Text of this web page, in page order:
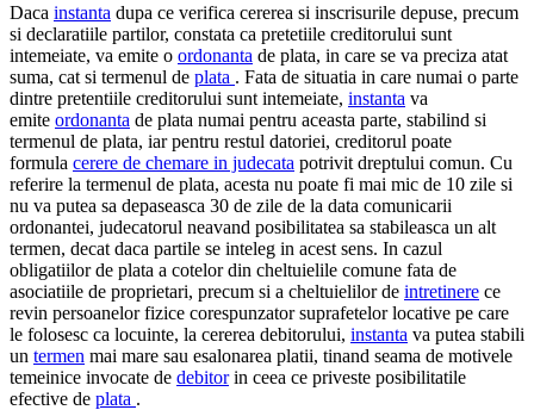
Daca instanta dupa ce verifica cererea si inscrisurile depuse, precum
si declaratiile partilor, constata ca pretetiile creditorului sunt
intemeiate, va emite o ordonanta de plata, in care se va preciza atat
suma, cat si termenul de plata . Fata de situatia in care numai o parte
dintre pretentiile creditorului sunt intemeiate, instanta va
emite ordonanta de plata numai pentru aceasta parte, stabilind si
termenul de plata, iar pentru restul datoriei, creditorul poate
formula cerere de chemare in judecata potrivit dreptului comun. Cu
referire la termenul de plata, acesta nu poate fi mai mic de 10 zile si
nu va putea sa depaseasca 30 de zile de la data comunicarii
ordonantei, judecatorul neavand posibilitatea sa stabileasca un alt
termen, decat daca partile se inteleg in acest sens. In cazul
obligatiilor de plata a cotelor din cheltuielile comune fata de
asociatiile de proprietari, precum si a cheltuielilor de intretinere ce
revin persoanelor fizice corespunzator suprafetelor locative pe care
le folosesc ca locuinte, la cererea debitorului, instanta va putea stabili
un termen mai mare sau esalonarea platii, tinand seama de motivele
temeinice invocate de debitorin ceea ce priveste posibilitatile
efective de plata .